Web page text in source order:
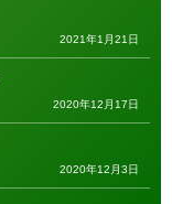
2021年1月21日
2020年12月17日
2020年12月3日